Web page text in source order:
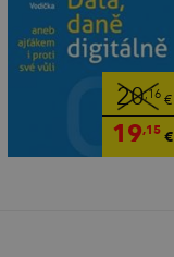
20,16€
19,15€